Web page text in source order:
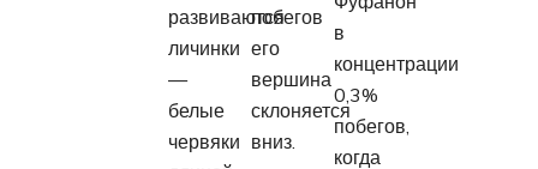
развиваются
личинки
—
белые
червяки
побегов
его
вершина
склоняется
вниз.
в
концентрации
0,3%
побегов,
когда